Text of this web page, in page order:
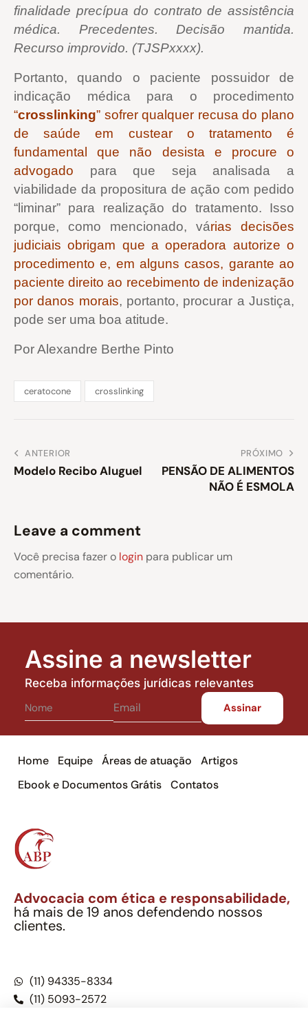
finalidade precípua do contrato de assistência
médica. Precedentes. Decisão mantida.
Recurso improvido. (TJSPxxxx).
Portanto, quando o paciente possuidor de
indicação médica para o procedimento
“crosslinking” sofrer qualquer recusa do plano
de saúde em custear o tratamento é
fundamental que não desista e procure o
advogado para que seja analisada a
viabilidade da propositura de ação com pedido
“liminar” para realização do tratamento. Isso
porque, como mencionado, várias decisões
judiciais obrigam que a operadora autorize o
procedimento e, em alguns casos, garante ao
paciente direito ao recebimento de indenização
por danos morais, portanto, procurar a Justiça,
pode ser uma boa atitude.
Por Alexandre Berthe Pinto
ceratocone crosslinking
ANTERIOR
Modelo Recibo Aluguel
PRÓXIMO
PENSÃO DE ALIMENTOS
NÃO É ESMOLA
Leave a comment
Você precisa fazer o login para publicar um
comentário.
Assine a newsletter
Receba informações jurídicas relevantes
Home Equipe Áreas de atuação
Artigos
Ebook e Documentos Grátis
Contatos
Advocacia com ética e responsabilidade,
há mais de 19 anos defendendo nossos
clientes.
(11) 94335-8334
(11) 5093-2572